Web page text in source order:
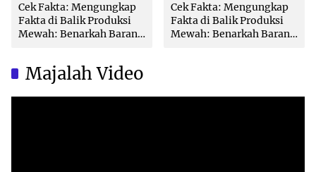
Cek Fakta: Mengungkap
Fakta di Balik Produksi
Mewah: Benarkah Barang
Cek Fakta: Mengungkap
Fakta di Balik Produksi
Mewah: Benarkah Barang
Majalah Video